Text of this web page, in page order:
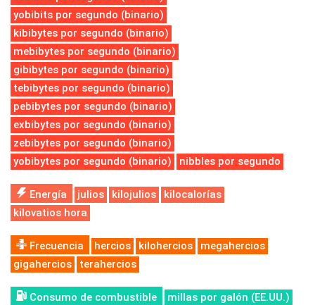
yobibits por segundo (binario)
kibibytes por segundo (binario)
mebibytes por segundo (binario)
gibibytes por segundo (binario)
tebibytes por segundo (binario)
pebibytes por segundo (binario)
exbibytes por segundo (binario)
zebibytes por segundo (binario)
yobibytes por segundo (binario)
nibbles por segundo
Energía julios kilojulios
kilocalorías
kilovatios hora
Frecuencia hercios kilohercios
megahercios
gigahercios
terahercios
Consumo de combustible
millas por galón (EE.UU.)